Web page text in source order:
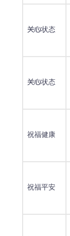
关心状态
关心状态
祝福健康
祝福平安